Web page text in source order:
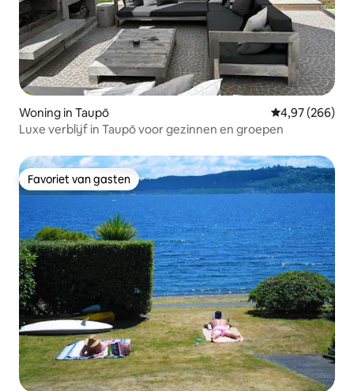
Woning in Taupō Gemiddelde
4,97 (266)
Luxe verblijf in Taupō voor gezinnen en groepen
Favoriet van gasten
Favoriet van gasten